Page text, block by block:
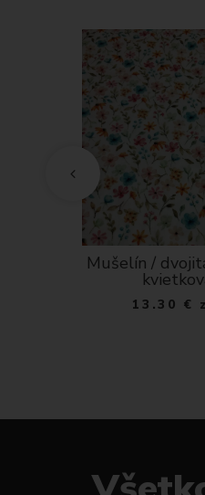
Mušelín /
13.30 €